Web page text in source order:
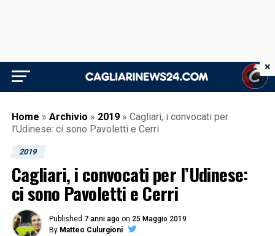
Home » Archivio » 2019 » Cagliari, i convocati per
l’Udinese: ci sono Pavoletti e Cerri
2019
Cagliari, i convocati per l’Udinese:
ci sono Pavoletti e Cerri
Published 7 anni ago on 25 Maggio 2019
By Matteo Culurgioni
×